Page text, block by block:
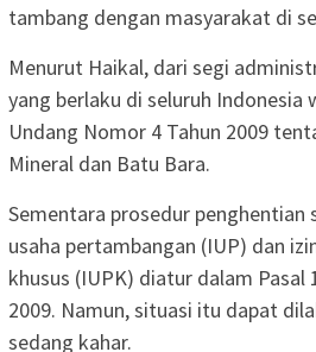
tambang dengan masyarakat di
Menurut Haikal, dari segi
yang berlaku di seluruh Indonesia
Undang Nomor 4 Tahun 2009
Mineral dan Batu Bara.
Sementara prosedur penghentian
usaha pertambangan (IUP) dan
khusus (IUPK) diatur dalam Pasal
2009. Namun, situasi itu dapat
sedang kahar.